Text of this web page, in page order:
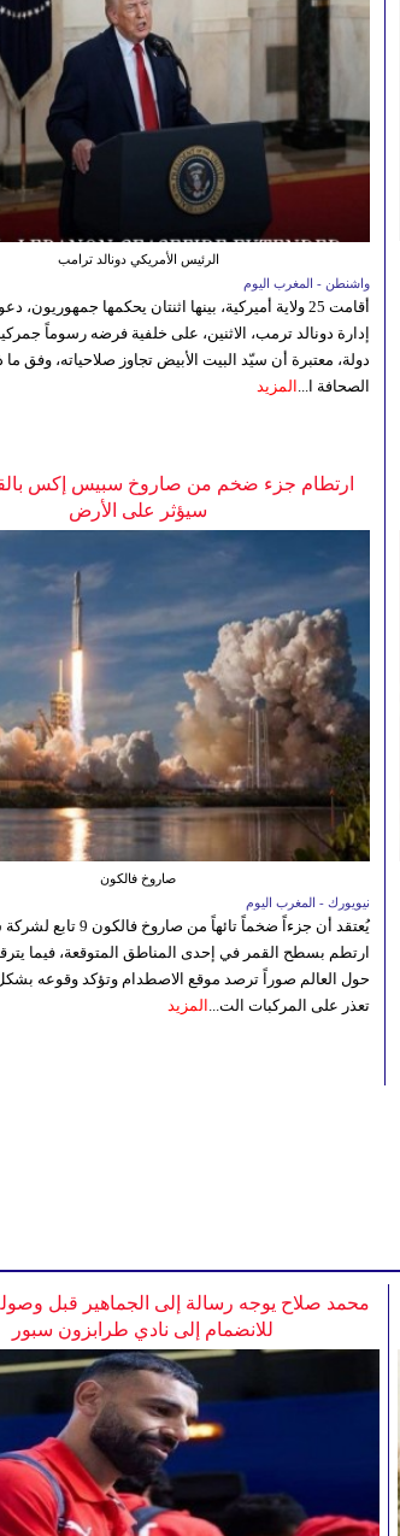
الرئيس الأمريكي دونالد ترامب
واشنطن - المغرب اليوم
أقامت 25 ولاية أميركية، بينها اثنتان يحكمها
دولة، معتبرة أن سيّد البيت الأبيض تجاوز صلاحياته، وفق ما
الصحافة ا... المزيد
ارتطام جزء ضخم من صاروخ سبيس إكس
سيؤثر على الأرض
صاروخ فالكون
نيويورك - المغرب اليوم
يُعتقد أن جزءاً ضخماً تائهاً من
ارتطم بسطح القمر في إحدى المناطق المتوقعة، فيما
حول العالم صوراً ترصد موقع الاصطدام وتؤكد وقوعه
تعذر على المركبات الت... المزيد
محمد صلاح يوجه رسالة إلى الجماهير قبل
للانضمام إلى نادي طرابزون سبور